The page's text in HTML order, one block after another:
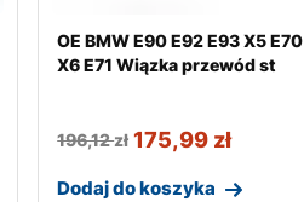
OE BMW E90 E92 E93 X5 E70
X6 E71 Wiązka przewód st
196,12zł 175,99 zł
Dodaj do koszyka